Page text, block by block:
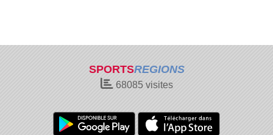
SPORTSREGIONS
68085visites